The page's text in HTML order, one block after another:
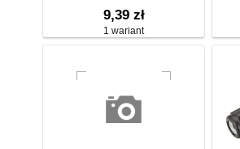
9,39 zł
1 wariant